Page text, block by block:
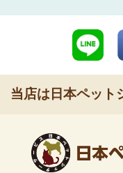
当店は日本ペット